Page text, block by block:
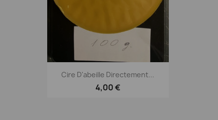
Cire D'abeille Directement...
4,00 €